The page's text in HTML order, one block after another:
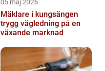
05 maj 2026
Mäklare i kungsängen
trygg vägledning på en
växande marknad